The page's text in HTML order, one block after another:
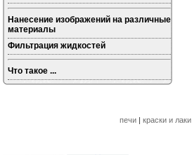
Нанесение изображений на различные
материалы
Фильтрация жидкостей
Что такое ...
печи | краски и лаки